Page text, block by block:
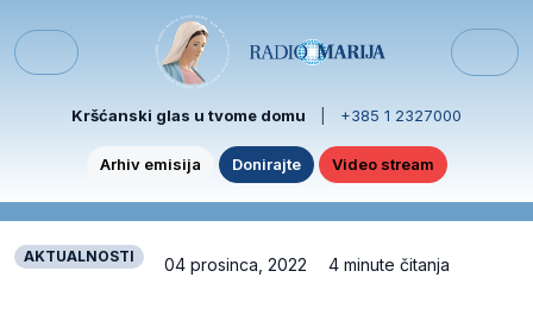
Menu
Kršćanski glas u tvome domu +385 1 2327000
Arhiv emisija Donirajte Video stream
AKTUALNOSTI 04 prosinca, 2022 4 minute čitanja